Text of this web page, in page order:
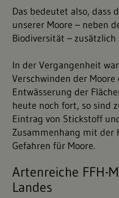
Das bedeutet also, dass
unserer Moore – neben
Biodiversität –
In der Vergangenheit
Verschwinden der
Entwässerung der
heute noch fort, so sind
Eintrag von Stickstoff
Zusammenhang mit der
Gefahren für Moore.
Artenreiche FFH-
Landes